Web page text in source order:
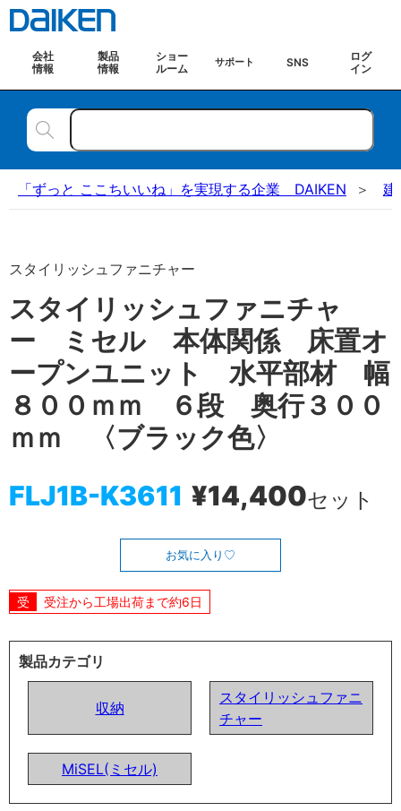
会社
情報
製品
情報
ショー
ルーム
サポート SNS
ログ
イン
「ずっと ここちいいね」を実現する企業 DAIKEN 建
スタイリッシュファニチャー
スタイリッシュファニチャ
ー ミセル 本体関係 床置オ
ープンユニット 水平部材 幅
８００ｍｍ ６段 奥行３００
ｍｍ 〈ブラック色〉
FLJ1B-K3611 ¥14,400セット
お気に入り
受注から工場出荷まで約6日
製品カテゴリ
収納
スタイリッシュファニ
チャー
MiSEL(ミセル)